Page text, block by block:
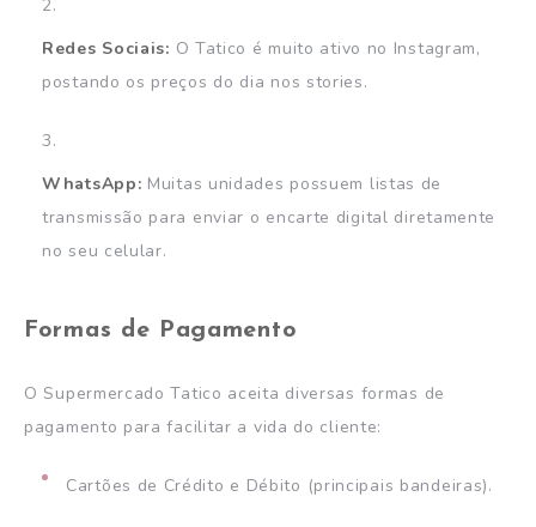
Redes Sociais: O Tatico é muito ativo no Instagram,
postando os preços do dia nos stories.
WhatsApp: Muitas unidades possuem listas de
transmissão para enviar o encarte digital diretamente
no seu celular.
Formas de Pagamento
O Supermercado Tatico aceita diversas formas de
pagamento para facilitar a vida do cliente:
Cartões de Crédito e Débito (principais bandeiras).